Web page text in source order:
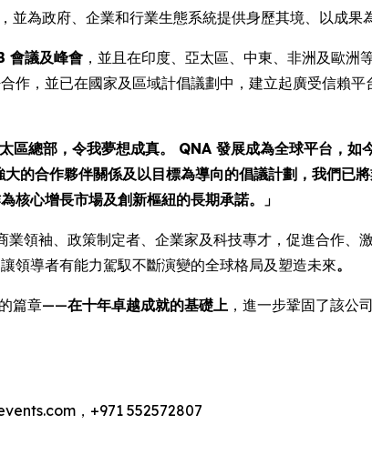
為政府、企業和行業生態系統提供身歷其境、以成果
會議及峰會 ，並且在印度、亞太區、中東、非洲及歐洲
作，並已在國家及區域計倡議劃中，建立起廣受信賴平
區總部，令我夢想成真。 QNA 發展成為全球平台，
的合作夥伴關係及以目標為導向的倡議計劃，我們已
核心增長市場及創新樞紐的長期承諾。」
業領袖、政策制定者、企業家及科技專才，促進合作、
領導者有能力駕馭不斷演變的全球格局及塑造未來。
的篇章——在十年卓越成就的基礎上 ，進一步鞏固了該公
，+971 552572807